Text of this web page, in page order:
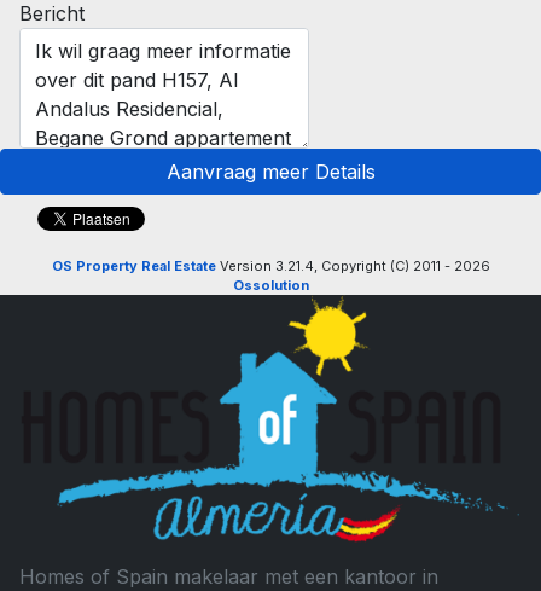
Bericht
Aanvraag meer Details
OS Property Real EstateVersion 3.21.4, Copyright (C) 2011 - 2026
Ossolution
Homes of Spain makelaar met een kantoor in